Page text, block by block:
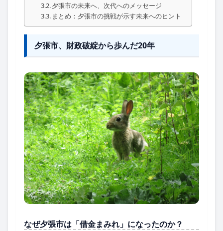
夕張市の未来へ、次代へのメッセージ
まとめ：夕張市の挑戦が示す未来へのヒント
夕張市、財政破綻から歩んだ20年
なぜ夕張市は「借金まみれ」になったのか？